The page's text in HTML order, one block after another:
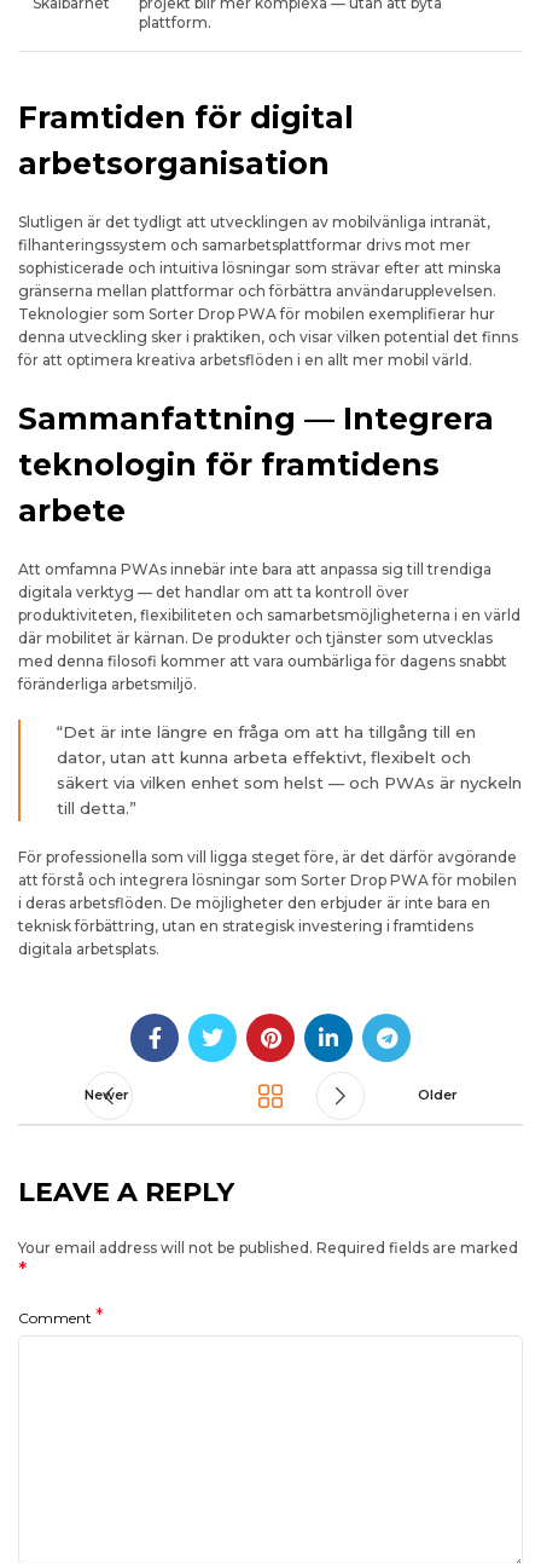
plattform.
Framtiden för digital
arbetsorganisation
Slutligen är det tydligt att utvecklingen av mobilvänliga intranät,
filhanteringssystem och samarbetsplattformar drivs mot mer
sophisticerade och intuitiva lösningar som strävar efter att minska
gränserna mellan plattformar och förbättra användarupplevelsen.
Teknologier som Sorter Drop PWA för mobilen exemplifierar hur
denna utveckling sker i praktiken, och visar vilken potential det finns
för att optimera kreativa arbetsflöden i en allt mer mobil värld.
Sammanfattning — Integrera
teknologin för framtidens
arbete
Att omfamna PWAs innebär inte bara att anpassa sig till trendiga
digitala verktyg — det handlar om att ta kontroll över
produktiviteten, flexibiliteten och samarbetsmöjligheterna i en värld
där mobilitet är kärnan. De produkter och tjänster som utvecklas
med denna filosofi kommer att vara oumbärliga för dagens snabbt
föränderliga arbetsmiljö.
“Det är inte längre en fråga om att ha tillgång till en
dator, utan att kunna arbeta effektivt, flexibelt och
säkert via vilken enhet som helst — och PWAs är nyckeln
till detta.”
För professionella som vill ligga steget före, är det därför avgörande
att förstå och integrera lösningar som Sorter Drop PWA för mobilen
i deras arbetsflöden. De möjligheter den erbjuder är inte bara en
teknisk förbättring, utan en strategisk investering i framtidens
digitala arbetsplats.
Newer Older
LEAVE A REPLY
Your email address will not be published. Required fields are marked
*
Comment *